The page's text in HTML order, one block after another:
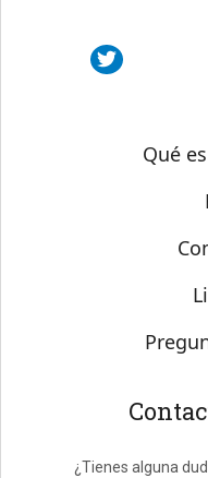
Sobre SMC
Qué
¿Tienes alguna